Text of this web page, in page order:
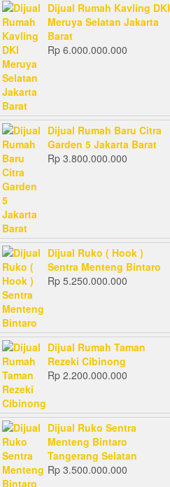
Dijual Rumah Kavling DKI
Meruya Selatan Jakarta
Barat
Rp 6.000.000.000
Dijual Rumah Baru Citra
Garden 5 Jakarta Barat
Rp 3.800.000.000
Dijual Ruko ( Hook )
Sentra Menteng Bintaro
Rp 5.250.000.000
Dijual Rumah Taman
Rezeki Cibinong
Rp 2.200.000.000
Dijual Ruko Sentra
Menteng Bintaro
Tangerang Selatan
Rp 3.500.000.000